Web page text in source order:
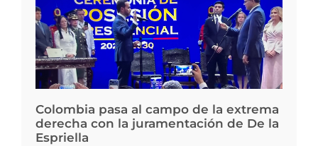
Colombia pasa al campo de la extrema
derecha con la juramentación de De la
Espriella